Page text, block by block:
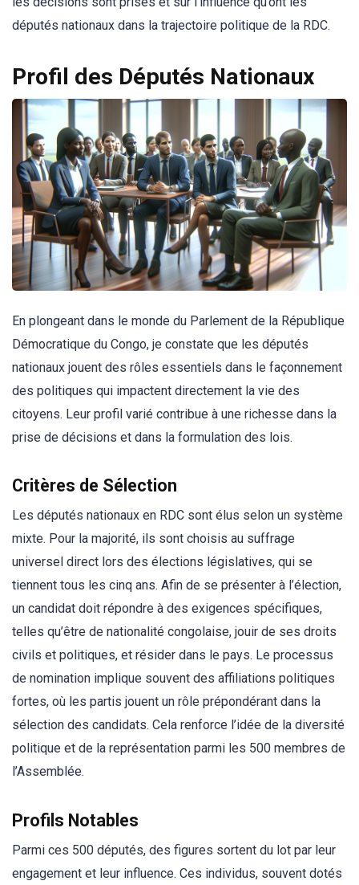
députés nationaux dans la trajectoire politique de la RDC.
Profil des Députés Nationaux
En plongeant dans le monde du Parlement de la République
Démocratique du Congo, je constate que les députés
nationaux jouent des rôles essentiels dans le façonnement
des politiques qui impactent directement la vie des
citoyens. Leur profil varié contribue à une richesse dans la
prise de décisions et dans la formulation des lois.
Critères de Sélection
Les députés nationaux en RDC sont élus selon un système
mixte. Pour la majorité, ils sont choisis au suffrage
universel direct lors des élections législatives, qui se
tiennent tous les cinq ans. Afin de se présenter à l’élection,
un candidat doit répondre à des exigences spécifiques,
telles qu’être de nationalité congolaise, jouir de ses droits
civils et politiques, et résider dans le pays. Le processus
de nomination implique souvent des affiliations politiques
fortes, où les partis jouent un rôle prépondérant dans la
sélection des candidats. Cela renforce l’idée de la diversité
politique et de la représentation parmi les 500 membres de
l’Assemblée.
Profils Notables
Parmi ces 500 députés, des figures sortent du lot par leur
engagement et leur influence. Ces individus, souvent dotés